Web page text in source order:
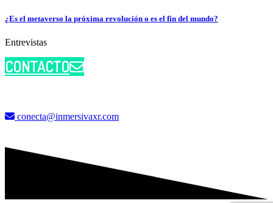
¿Es el metaverso la próxima revolución o es el fin del mundo?
Entrevistas
CONTACTO
conecta@inmersivaxr.com